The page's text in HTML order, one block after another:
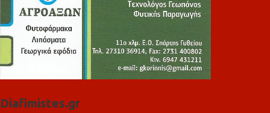
Diafimistes.gr